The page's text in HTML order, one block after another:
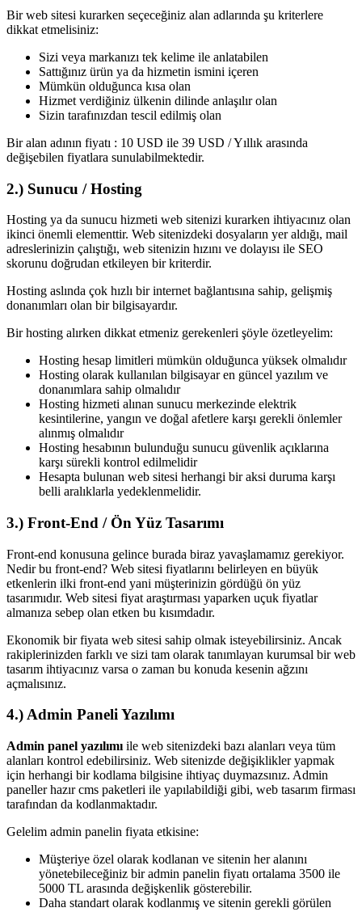
Bir web sitesi kurarken seçeceğiniz alan adlarında şu kriterlere
dikkat etmelisiniz:
Sizi veya markanızı tek kelime ile anlatabilen
Sattığınız ürün ya da hizmetin ismini içeren
Mümkün olduğunca kısa olan
Hizmet verdiğiniz ülkenin dilinde anlaşılır olan
Sizin tarafınızdan tescil edilmiş olan
Bir alan adının fiyatı : 10 USD ile 39 USD / Yıllık arasında
değişebilen fiyatlara sunulabilmektedir.
2.) Sunucu / Hosting
Hosting ya da sunucu hizmeti web sitenizi kurarken ihtiyacınız olan
ikinci önemli elementtir. Web sitenizdeki dosyaların yer aldığı, mail
adreslerinizin çalıştığı, web sitenizin hızını ve dolayısı ile SEO
skorunu doğrudan etkileyen bir kriterdir.
Hosting aslında çok hızlı bir internet bağlantısına sahip, gelişmiş
donanımları olan bir bilgisayardır.
Bir hosting alırken dikkat etmeniz gerekenleri şöyle özetleyelim:
Hosting hesap limitleri mümkün olduğunca yüksek olmalıdır
Hosting olarak kullanılan bilgisayar en güncel yazılım ve
donanımlara sahip olmalıdır
Hosting hizmeti alınan sunucu merkezinde elektrik
kesintilerine, yangın ve doğal afetlere karşı gerekli önlemler
alınmış olmalıdır
Hosting hesabının bulunduğu sunucu güvenlik açıklarına
karşı sürekli kontrol edilmelidir
Hesapta bulunan web sitesi herhangi bir aksi duruma karşı
belli aralıklarla yedeklenmelidir.
3.) Front-End / Ön Yüz Tasarımı
Front-end konusuna gelince burada biraz yavaşlamamız gerekiyor.
Nedir bu front-end? Web sitesi fiyatlarını belirleyen en büyük
etkenlerin ilki front-end yani müşterinizin gördüğü ön yüz
tasarımıdır. Web sitesi fiyat araştırması yaparken uçuk fiyatlar
almanıza sebep olan etken bu kısımdadır.
Ekonomik bir fiyata web sitesi sahip olmak isteyebilirsiniz. Ancak
rakiplerinizden farklı ve sizi tam olarak tanımlayan kurumsal bir web
tasarım ihtiyacınız varsa o zaman bu konuda kesenin ağzını
açmalısınız.
4.) Admin Paneli Yazılımı
Admin panel yazılımı ile web sitenizdeki bazı alanları veya tüm
alanları kontrol edebilirsiniz. Web sitenizde değişiklikler yapmak
için herhangi bir kodlama bilgisine ihtiyaç duymazsınız. Admin
paneller hazır cms paketleri ile yapılabildiği gibi, web tasarım firması
tarafından da kodlanmaktadır.
Gelelim admin panelin fiyata etkisine:
Müşteriye özel olarak kodlanan ve sitenin her alanını
yönetebileceğiniz bir admin panelin fiyatı ortalama 3500 ile
5000 TL arasında değişkenlik gösterebilir.
Daha standart olarak kodlanmış ve sitenin gerekli görülen